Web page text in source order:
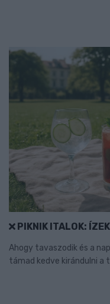
PIKNIK ITALOK:
Ahogy tavaszodik és a
támad kedve kirándulni a